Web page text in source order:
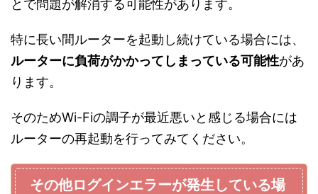
とで問題が解消する可能性があります。
特に長い間ルーターを起動し続けている場合には、
ルーターに負荷がかかってしまっている可能性があ
ります。
そのためWi-Fiの調子が最近悪いと感じる場合には
ルーターの再起動を行ってみてください。
その他ログインエラーが発生している場